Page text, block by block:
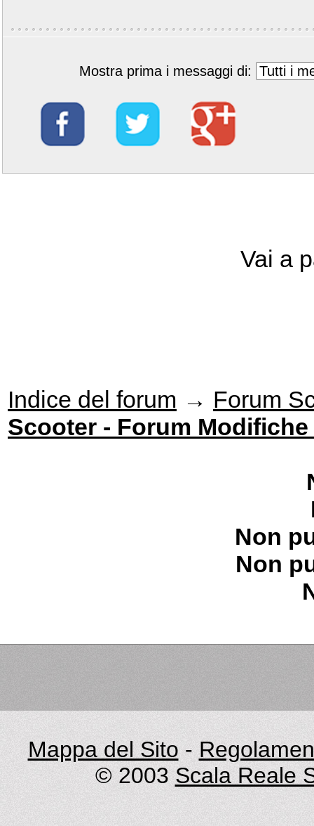
Mostra prima i messaggi di:
Vai a
Indice del forum → Forum
Scooter - Forum
Non
Non
Mappa del Sito -
© 2003 Scala Reale